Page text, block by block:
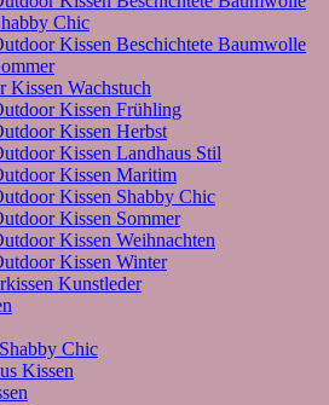
Chic
Kissen Beschichtete Baumwolle
Kissen Wachstuch
Kissen Frühling
Kissen Herbst
Kissen Landhaus Stil
Kissen Maritim
Kissen Shabby Chic
Kissen Sommer
Kissen Weihnachten
Kissen Winter
Kunstleder
Chic
Kissen